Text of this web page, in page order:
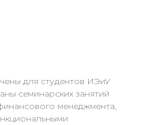
для студентов ИЭиУ
семинарских занятий
менеджмента,